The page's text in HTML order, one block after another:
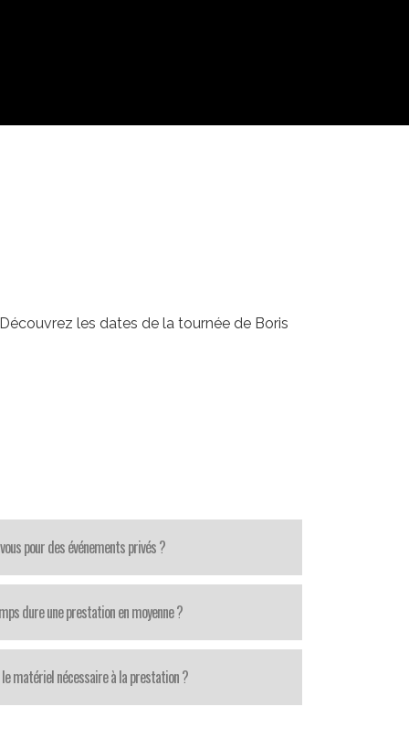
les dates de la tournée de Boris
pour des événements privés ?
dure une prestation en moyenne ?
matériel nécessaire à la prestation ?